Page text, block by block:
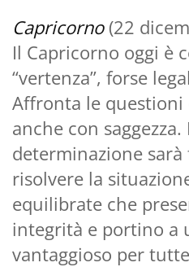
Capricorno(22
Il Capricorno oggi è
“vertenza”, forse
Affronta le questioni
anche con saggezza.
determinazione
risolvere la
equilibrate che
integrità e portino a
vantaggioso per